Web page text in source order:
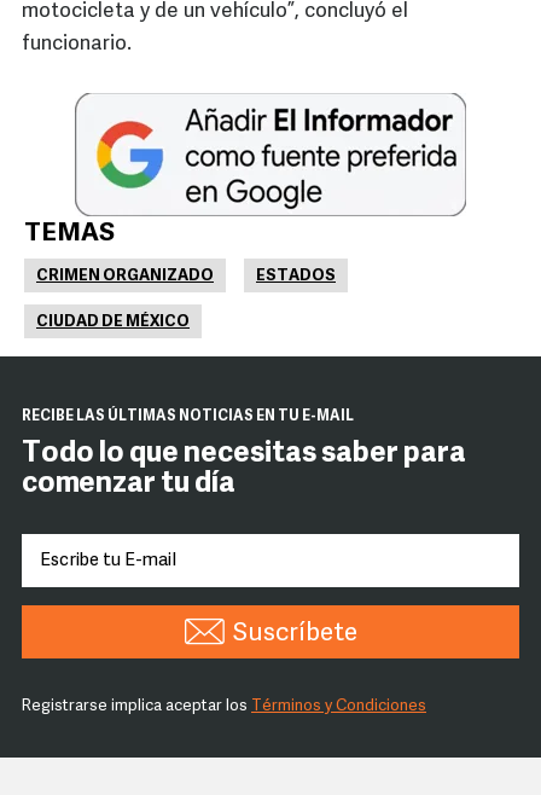
motocicleta y de un vehículo”, concluyó el
funcionario.
TEMAS
CRIMEN ORGANIZADO ESTADOS
CIUDAD DE MÉXICO
RECIBE LAS ÚLTIMAS NOTICIAS EN TU E-MAIL
Todo lo que necesitas saber para
comenzar tu día
Suscríbete
Registrarse implica aceptar los Términos y Condiciones